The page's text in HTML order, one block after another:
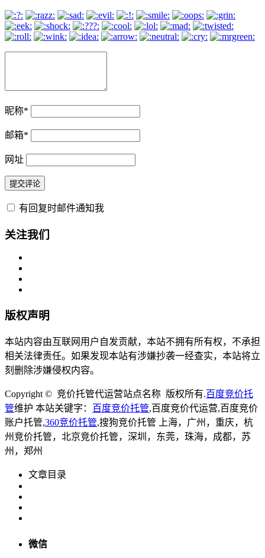
昵称*
邮箱*
网址
有回复时邮件通知我
关注我们
版权声明
本站内容由互联网用户自发贡献，本站不拥有所有权，不承担
相关法律责任。如果发现本站有涉嫌抄袭一经查实，本站将立
刻删除涉嫌侵权内容。
Copyright © 竞价托管代运营站点名称 版权所有.百度竞价托
管维护 本站关键字： 百度竞价托管,百度竞价代运营,百度竞价
账户托管,360竞价托管,搜狗竞价托管 上海，广州，重庆，杭
州竞价托管，北京竞价托管，深圳，东莞，珠海，成都，苏
州，郑州
文章目录
微信